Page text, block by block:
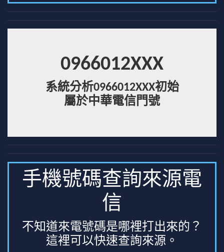
0966012XXX
系統分析0966012XXX初始
屬於中華電信門號
手機號碼查詢來源電
信
不知道來電號碼是哪裡打出來的？
這裡可以快速查詢來源。